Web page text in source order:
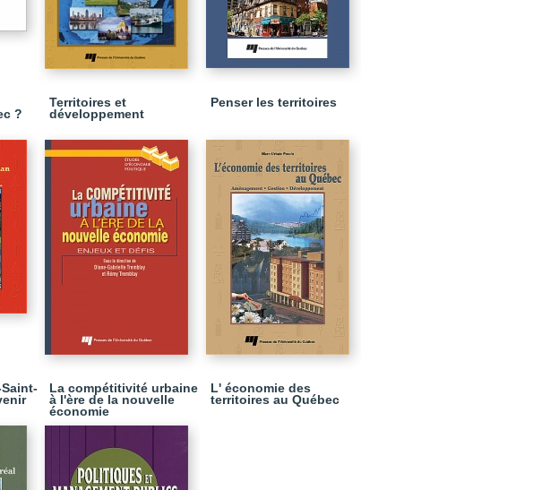
?
Territoires et
développement
Penser les territoires
La compétitivité urbaine
à l'ère de la nouvelle
économie
L' économie des
territoires au Québec